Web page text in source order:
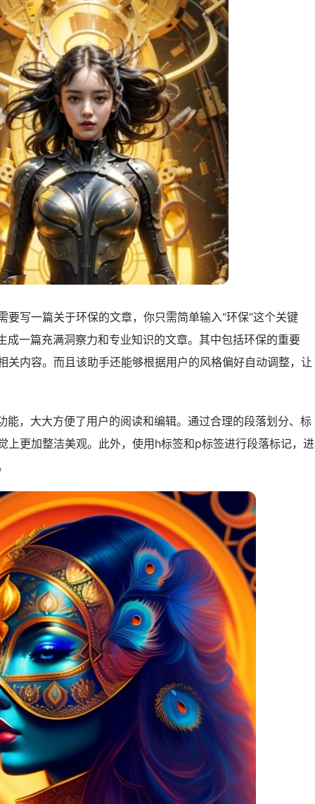
要写一篇关于环保的文章，你只需简单输入“环保”这个关键
成一篇充满洞察力和专业知识的文章。其中包括环保的重要
关内容。而且该助手还能够根据用户的风格偏好自动调整，让
能，大大方便了用户的阅读和编辑。通过合理的段落划分、标
上更加整洁美观。此外，使用h标签和p标签进行段落标记，进